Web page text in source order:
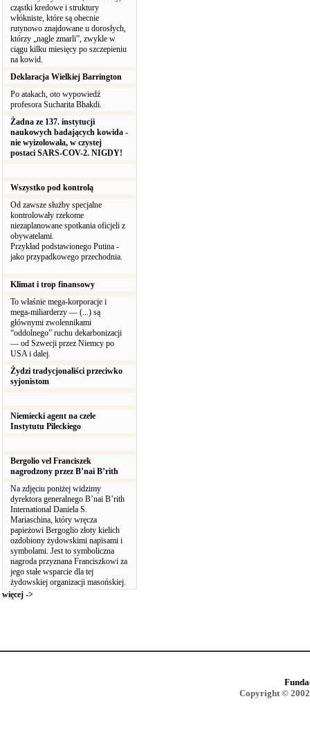
cząstki kredowe i struktury
włókniste, które są obecnie
rutynowo znajdowane u dorosłych,
którzy „nagle zmarli”, zwykle w
ciągu kilku miesięcy po szczepieniu
na kowid.
Deklaracja Wielkiej Barrington
Po atakach, oto wypowiedź
profesora Sucharita Bhakdi.
Żadna ze 137. instytucji
naukowych badających kowida -
nie wyizolowała, w czystej
postaci SARS-COV-2. NIGDY!
Wszystko pod kontrolą
Od zawsze służby specjalne
kontrolowały rzekome
niezaplanowane spotkania oficjeli z
obywatelami.
Przykład podstawionego Putina -
jako przypadkowego przechodnia.
Klimat i trop finansowy
To właśnie mega-korporacje i
mega-miliarderzy — (...) są
głównymi zwolennikami
“oddolnego” ruchu dekarbonizacji
— od Szwecji przez Niemcy po
USA i dalej.
Żydzi tradycjonaliści przeciwko
syjonistom
Niemiecki agent na czele
Instytutu Pileckiego
Bergolio vel Franciszek
nagrodzony przez B’nai B’rith
Na zdjęciu poniżej widzimy
dyrektora generalnego B’nai B’rith
International Daniela S.
Mariaschina, który wręcza
papieżowi Bergoglio złoty kielich
ozdobiony żydowskimi napisami i
symbolami. Jest to symboliczna
nagroda przyznana Franciszkowi za
jego stałe wsparcie dla tej
żydowskiej organizacji masońskiej.
więcej ->
Copyright ©